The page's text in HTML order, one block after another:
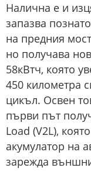
Налична е и
запазва
на предния
но получава
58кВтч, която
450 километра
цикъл. Освен
първи път
Load (V2L),
акумулатор на
зарежда външни